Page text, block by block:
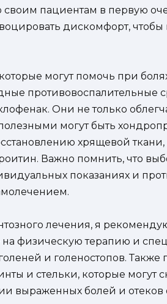
пациентам в первую
дискомфорт,
могут помочь при
противовоспалительные
Они не только
могут быть
хрящевой
Важно помнить, что
показаниях и
лечения, я
на физическую терапию и
и голеностопов. Также
и стельки, которые могут
выраженных болей и отеков